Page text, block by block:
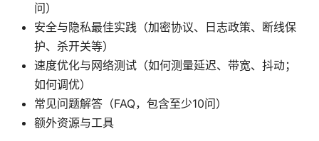
问）
安全与隐私最佳实践（加密协议、日志政策、断线保
护、杀开关等）
速度优化与网络测试（如何测量延迟、带宽、抖动；
如何调优）
常见问题解答（FAQ，包含至少10问）
额外资源与工具